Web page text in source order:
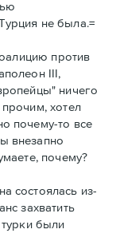
не была.=
против
III,
ничего
хотел
почему-то все
внезапно
почему?
состоялась из-
захватить
были